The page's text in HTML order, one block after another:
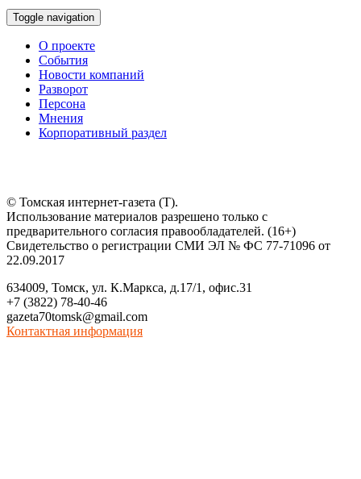
Toggle navigation
О проекте
События
Новости компаний
Разворот
Персона
Мнения
Корпоративный раздел
© Томская интернет-газета (Т).
Использование материалов разрешено только с
предварительного согласия правообладателей. (16+)
Свидетельство о регистрации СМИ ЭЛ № ФС 77-71096 от
22.09.2017
634009, Томск, ул. К.Маркса, д.17/1, офис.31
+7 (3822) 78-40-46
gazeta70tomsk@gmail.com
Контактная информация